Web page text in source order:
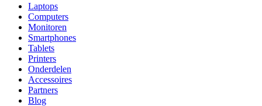
Laptops
Computers
Monitoren
Smartphones
Tablets
Printers
Onderdelen
Accessoires
Partners
Blog